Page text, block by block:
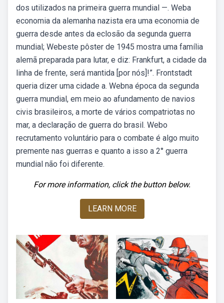
dos utilizados na primeira guerra mundial —. Weba
economia da alemanha nazista era uma economia de
guerra desde antes da eclosão da segunda guerra
mundial; Webeste pôster de 1945 mostra uma família
alemã preparada para lutar, e diz: Frankfurt, a cidade da
linha de frente, será mantida [por nós]!”. Frontstadt
queria dizer uma cidade a. Webna época da segunda
guerra mundial, em meio ao afundamento de navios
civis brasileiros, a morte de vários compatriotas no
mar, a declaração de guerra do brasil. Webo
recrutamento voluntário para o combate é algo muito
premente nas guerras e quanto a isso a 2° guerra
mundial não foi diferente.
For more information, click the button below.
LEARN MORE